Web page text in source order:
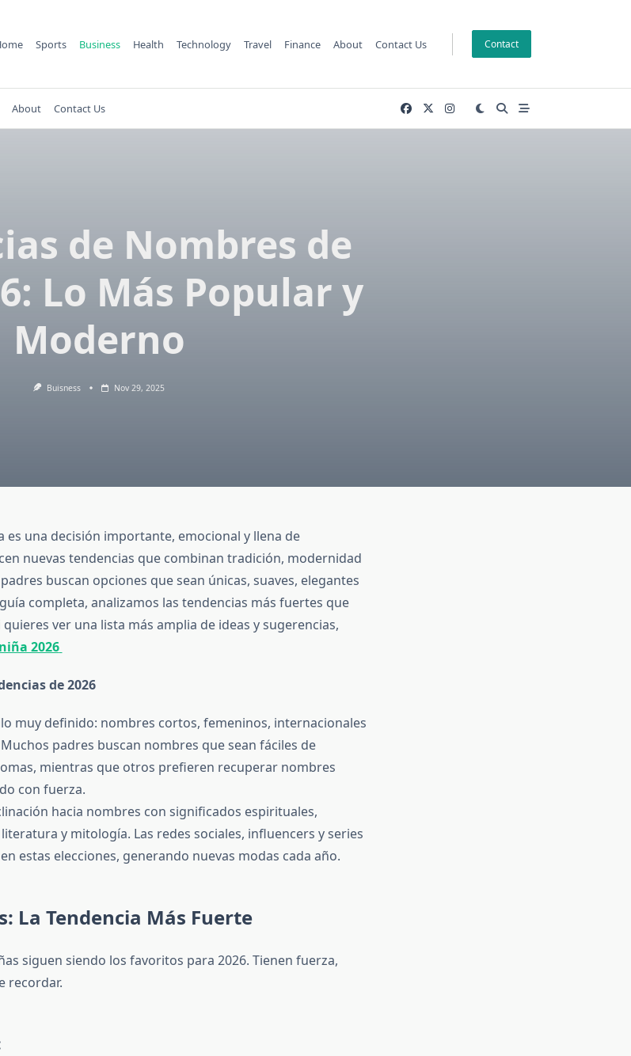
Sports Business Health Technology Travel Finance About Contact Us Contact
About Contact Us
de Nombres de
Lo Más Popular y
Moderno
Buisness Nov 29, 2025
es una decisión importante, emocional y llena de
nuevas tendencias que combinan tradición, modernidad
buscan opciones que sean únicas, suaves, elegantes
completa, analizamos las tendencias más fuertes que
ver una lista más amplia de ideas y sugerencias,
2026
de 2026
muy definido: nombres cortos, femeninos, internacionales
padres buscan nombres que sean fáciles de
mientras que otros prefieren recuperar nombres
con fuerza.
hacia nombres con significados espirituales,
y mitología. Las redes sociales, influencers y series
estas elecciones, generando nuevas modas cada año.
La Tendencia Más Fuerte
siguen siendo los favoritos para 2026. Tienen fuerza,
recordar.